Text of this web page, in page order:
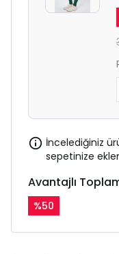
İncelediğiniz
sepetinize
Avantajlı
%50